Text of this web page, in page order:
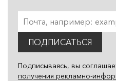
ПОДПИСАТЬСЯ
Подписываясь, вы
получения рекламно-